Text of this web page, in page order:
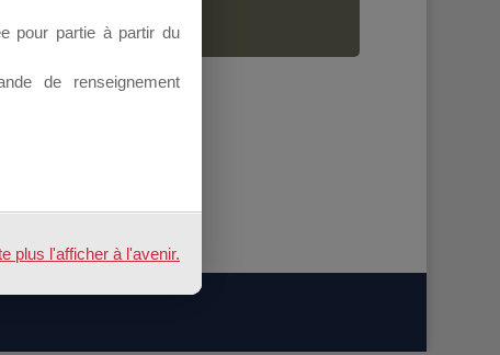
pour partie à partir du
de renseignement
plus l'afficher à l'avenir.